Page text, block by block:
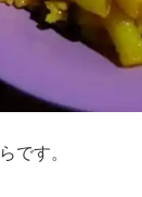
です。